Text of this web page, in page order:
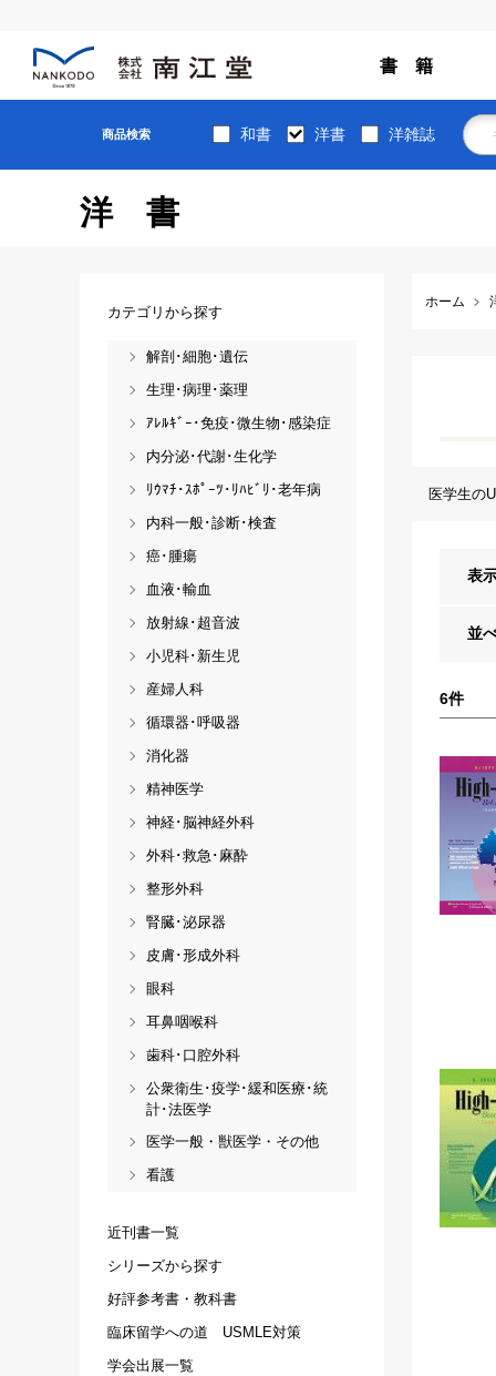
書 籍
商品検索 和書 洋書 洋雑誌
洋書
ホーム
医学生の
表
並
6件
カテゴリから探す
解剖･細胞･遺伝
生理･病理･薬理
ｱﾚﾙｷﾞｰ･免疫･微生物･感染症
内分泌･代謝･生化学
ﾘｳﾏﾁ･ｽﾎﾟｰﾂ･ﾘﾊﾋﾞﾘ･老年病
内科一般･診断･検査
癌･腫瘍
血液･輸血
放射線･超音波
小児科･新生児
産婦人科
循環器･呼吸器
消化器
精神医学
神経･脳神経外科
外科･救急･麻酔
整形外科
腎臓･泌尿器
皮膚･形成外科
眼科
耳鼻咽喉科
歯科･口腔外科
公衆衛生･疫学･緩和医療･統
計･法医学
医学一般・獣医学・その他
看護
近刊書一覧
シリーズから探す
好評参考書・教科書
臨床留学への道 USMLE対策
学会出展一覧